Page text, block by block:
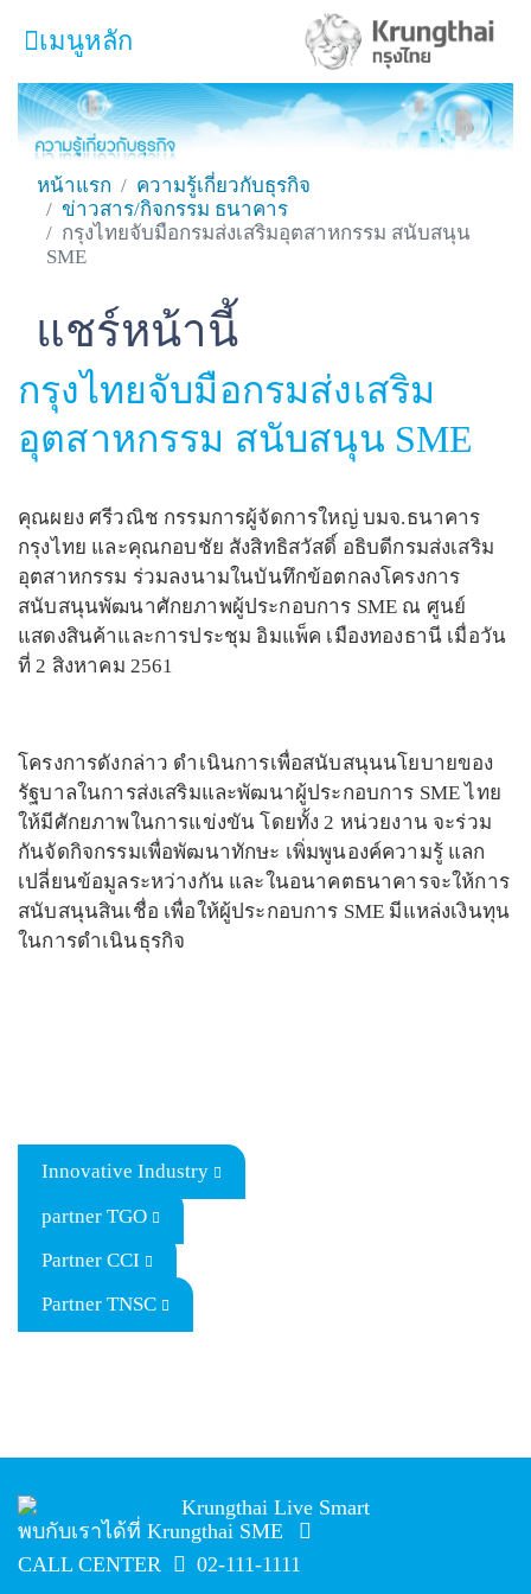
หน้าหลัก
ผลิตภัณฑ์และบริการ
โปรโมชั่น
ความรู้เกี่ยวกับธุรกิจ
SME Focus Magazine
ค้นหาจุดบริการ
FOLLOW US
เมนูหลัก
หน้าแรก
ความรู้เกี่ยวกับธุรกิจ
ข่าวสาร/กิจกรรม ธนาคาร
กรุงไทยจับมือกรมส่งเสริมอุตสาหกรรม สนับสนุน
SME
แชร์หน้านี้
Facebook
กรุงไทยจับมือกรมส่งเสริม
อุตสาหกรรม สนับสนุน SME
คุณผยง ศรีวณิช กรรมการผู้จัดการใหญ่ บมจ.ธนาคาร
กรุงไทย และคุณกอบชัย สังสิทธิสวัสดิ์ อธิบดีกรมส่งเสริม
อุตสาหกรรม ร่วมลงนามในบันทึกข้อตกลงโครงการ
สนับสนุนพัฒนาศักยภาพผู้ประกอบการ SME ณ ศูนย์
แสดงสินค้าและการประชุม อิมแพ็ค เมืองทองธานี เมื่อวัน
ที่ 2 สิงหาคม 2561
โครงการดังกล่าว ดำเนินการเพื่อสนับสนุนนโยบายของ
รัฐบาลในการส่งเสริมและพัฒนาผู้ประกอบการ SME ไทย
ให้มีศักยภาพในการแข่งขัน โดยทั้ง 2 หน่วยงาน จะร่วม
กันจัดกิจกรรมเพื่อพัฒนาทักษะ เพิ่มพูนองค์ความรู้ แลก
เปลี่ยนข้อมูลระหว่างกัน และในอนาคตธนาคารจะให้การ
สนับสนุนสินเชื่อ เพื่อให้ผู้ประกอบการ SME มีแหล่งเงินทุน
ในการดำเนินธุรกิจ
Innovative Industry
partner TGO
Partner CCI
Partner TNSC
พบกับเราได้ที่ Krungthai SME
CALL CENTER
02-111-1111